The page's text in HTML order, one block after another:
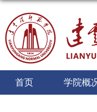
首页 学院概